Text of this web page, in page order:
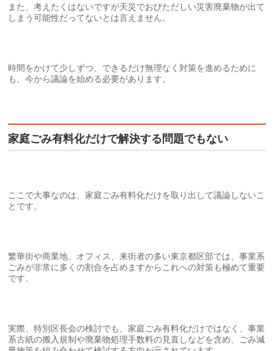
また、考えたくはないですが天災でおびただしい災害廃棄物が出て
しまう可能性だってないとは言えません。
時間をかけて少しずつ、できるだけ無理なく対策を進めるために
も、今から議論を始める必要があります。
家庭ごみ有料化だけで解決する問題でもない
ここで大事なのは、家庭ごみ有料化だけを取り出して議論しないこ
とです。
繁華街や商業地、オフィス、来街者の多い東京都区部では、事業系
ごみが非常に多くの割合を占めますからこれへの対策も極めて重要
です。
実際、特別区長会の検討でも、家庭ごみ有料化だけではなく、事業
系古紙の搬入規制や廃棄物処理手数料の見直しなどを含め、ごみ減